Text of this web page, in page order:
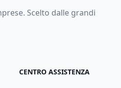
Scelto dalle grandi
CENTRO ASSISTENZA